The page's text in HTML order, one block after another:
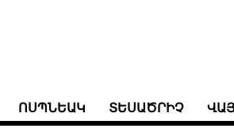
ՈՍՊՆԵԱԿ ՏԵՍԱԾՐԻՉ